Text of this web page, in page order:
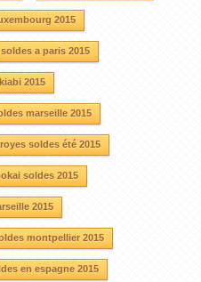
2015
soldes a paris 2015
2015
marseille 2015
soldes été 2015
soldes 2015
2015
montpellier 2015
en espagne 2015